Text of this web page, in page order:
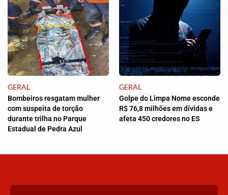
GERAL
Bombeiros resgatam mulher
com suspeita de torção
durante trilha no Parque
Estadual de Pedra Azul
GERAL
Golpe do Limpa Nome esconde
R$ 76,8 milhões em dívidas e
afeta 450 credores no ES